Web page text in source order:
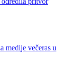
medije večeras u